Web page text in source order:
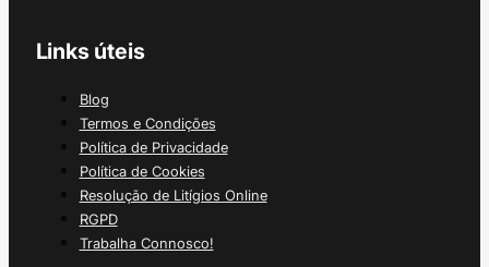
Links úteis
Blog
Termos e Condições
Política de Privacidade
Política de Cookies
Resolução de Litígios Online
RGPD
Trabalha Connosco!